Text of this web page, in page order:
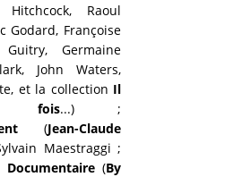
Hitchcock, Raoul
Godard, Françoise
Germaine
John Waters,
et la collection Il
fois...) ;
(Jean-Claude
Maestraggi ;
(By